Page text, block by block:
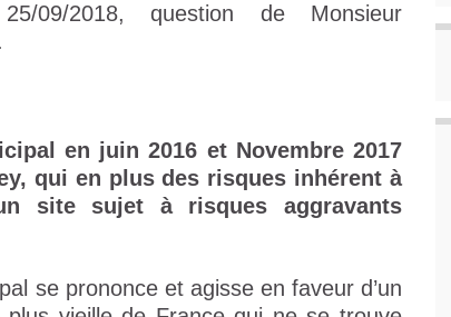
09/2018, question de Monsieur
en juin 2016 et Novembre 2017
qui en plus des risques inhérent à
site sujet à risques aggravants
se prononce et agisse en faveur d’un